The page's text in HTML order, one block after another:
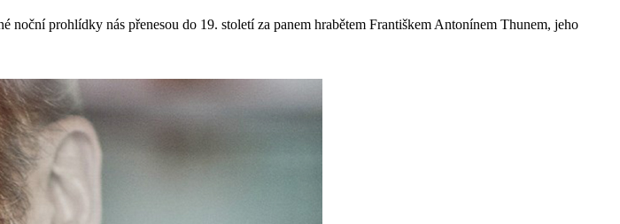
prohlídky nás přenesou do 19. století za panem hrabětem Františkem Antonínem Thunem, jeho